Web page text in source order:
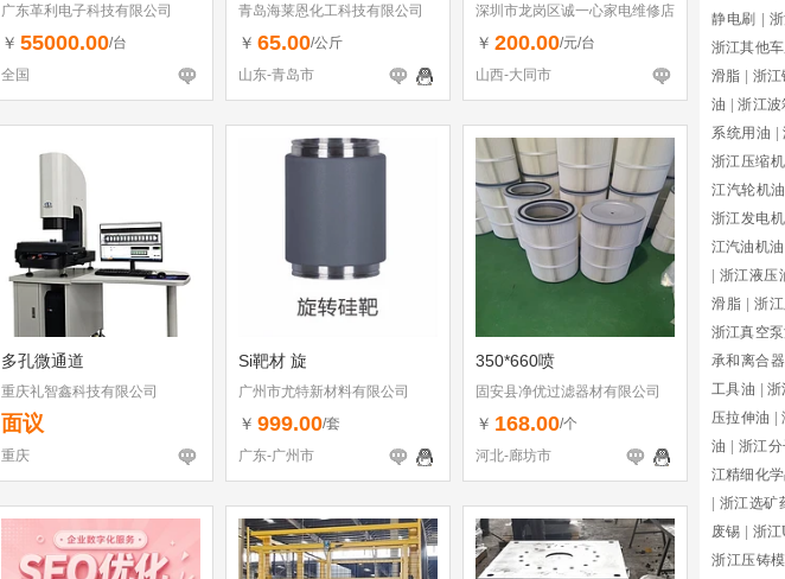
广东革利电子科技有限公司
￥ 55000.00/台
全国
青岛海莱恩化工科技有限公司
￥ 65.00/公斤
山东-青岛市
深圳市龙岗区诚一心家电维修店
（个体工商户）
￥ 200.00/元/台
山西-大同市
多孔微通道
重庆礼智鑫科技有限公司
面议
重庆
Si靶材 旋
广州市尤特新材料有限公司
￥ 999.00/套
广东-广州市
350*660喷
固安县净优过滤器材有限公司
￥ 168.00/个
河北-廊坊市
静电刷
浙江其他
滑脂
浙江
油
浙江波
系统用油
浙江压缩
江汽轮机油
浙江发电
江汽油机油
浙江液压
滑脂
浙
浙江真空
承和离合
工具油
浙
压拉伸油
油
浙江
江精细化
浙江选矿
废锡
浙
浙江压铸模